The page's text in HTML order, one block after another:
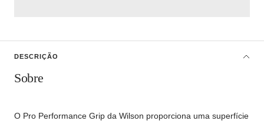
DESCRIÇÃO
Sobre
O Pro Performance Grip da Wilson proporciona uma superfície